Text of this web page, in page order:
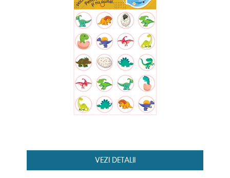
VEZI DETALII